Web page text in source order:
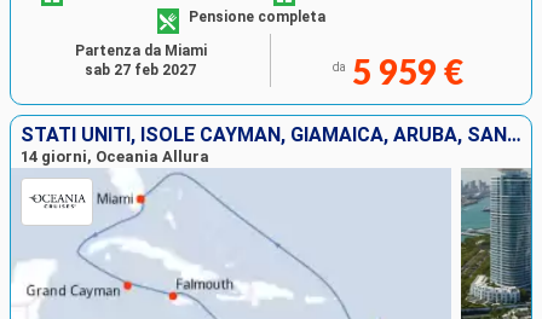
Pensione completa
da 5 959 €
Partenza da Miami
sab 27 feb 2027
STATI UNITI, ISOLE CAYMAN, GIAMAICA, ARUBA, SANTA LUCIA, GUADALUPA, SAINT-VINCENT E LE GRENADINE
14 giorni, Oceania Allura